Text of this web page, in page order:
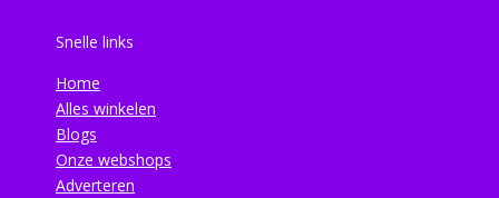
Snelle links
Home
Alles winkelen
Blogs
Onze webshops
Adverteren